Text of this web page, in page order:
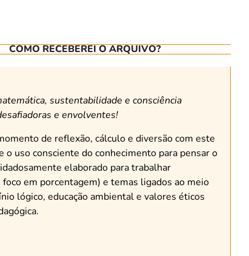
COMO RECEBEREI O ARQUIVO?
sustentabilidade e consciência
e envolventes!
de reflexão, cálculo e diversão com este
uso consciente do conhecimento para pensar o
elaborado para trabalhar
em porcentagem) e temas ligados ao meio
lógico, educação ambiental e valores éticos